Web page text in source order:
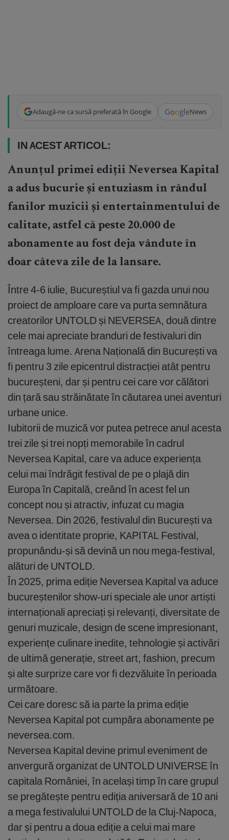
Adaugă-ne ca sursă preferată în Google GoogleNews
IN ACEST ARTICOL:
Anunțul primei ediții Neversea Kapital
a adus bucurie și entuziasm în rândul
fanilor muzicii și entertainmentului de
calitate, astfel că peste 20.000 de
abonamente au fost deja vândute în
doar câteva zile de la lansare.
Între 4-6 iulie, Bucureștiul va fi gazda unui nou
proiect de amploare care va purta semnătura
creatorilor UNTOLD și NEVERSEA, două dintre
cele mai apreciate branduri de festivaluri din
întreaga lume. Arena Națională din București va
fi pentru 3 zile epicentrul distracției atât pentru
bucureșteni, dar și pentru cei care vor călători
din țară sau străinătate în căutarea unei aventuri
urbane unice.
Iubitorii de muzică vor putea petrece anul acesta
trei zile și trei nopți memorabile în cadrul
Neversea Kapital, care va aduce experiența
celui mai îndrăgit festival de pe o plajă din
Europa în Capitală, creând în acest fel un
concept nou și atractiv, infuzat cu magia
Neversea. Din 2026, festivalul din București va
avea o identitate proprie, KAPITAL Festival,
propunându-și să devină un nou mega-festival,
alături de UNTOLD.
În 2025, prima ediție Neversea Kapital va aduce
bucureștenilor show-uri speciale ale unor artiști
internaționali apreciați și relevanți, diversitate de
genuri muzicale, design de scene impresionant,
experiențe culinare inedite, tehnologie și activări
de ultimă generație, street art, fashion, precum
și alte surprize care vor fi dezvăluite în perioada
următoare.
Cei care doresc să ia parte la prima ediție
Neversea Kapital pot cumpăra abonamente pe
neversea.com.
Neversea Kapital devine primul eveniment de
anvergură organizat de UNTOLD UNIVERSE în
capitala României, în același timp în care grupul
se pregătește pentru ediția aniversară de 10 ani
a mega festivalului UNTOLD de la Cluj-Napoca,
dar și pentru a doua ediție a celui mai mare